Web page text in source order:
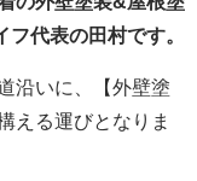
代表の田村です。
沿いに、【外壁塗
える運びとなりま